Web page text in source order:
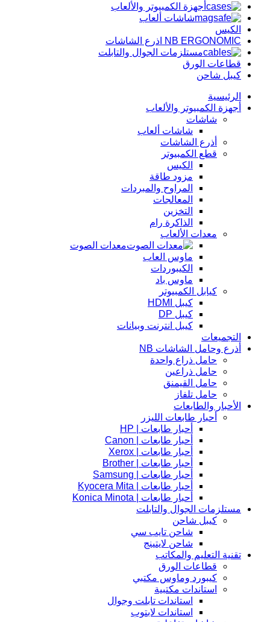
أجهزة الكمبيوتر والألعاب
شاشات ألعاب
الكيس
NB ERGONOMIC اذرع الشاشات
مستلزمات الجوال والتابلت
قطاعات الورق
كيبل شاحن
الرئيسية
أجهزة الكمبيوتر والألعاب
شاشات
شاشات ألعاب
أذرع الشاشات
قطع الكمبيوتر
الكيس
مزود طاقة
المراوح والمبردات
المعالجات
التخزين
الذاكرة رام
معدات الألعاب
معدات الصوت
ماوس العاب
الكيبوردات
ماوس باد
كيابل الكمبيوتر
كيبل HDMI
كيبل DP
كيبل انترنت وبيانات
التجميعات
أذرع وحامل الشاشات NB
حامل ذراع واحدة
حامل ذراعين
حامل القيمنق
حامل تلفاز
الأحبار والطابعات
أحبار طابعات الليزر
أحبار طابعات | HP
أحبار طابعات | Canon
أحبار طابعات | Xerox
أحبار طابعات | Brother
أحبار طابعات | Samsung
أحبار طابعات | Kyocera Mita
أحبار طابعات | Konica Minota
مستلزمات الجوال والتابلت
كيبل شاحن
شاحن تايب سي
شاحن لايتينج
تقنية التعليم والمكاتب
قطاعات الورق
كيبورد وماوس مكتبي
استاندات مكتبية
استاندات تابلت وجوال
استاندات لابتوب